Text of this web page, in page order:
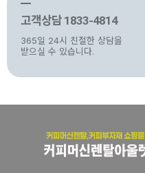
고객상담 1833-4814
365일 24시 친절한 상담을
받으실 수 있습니다.